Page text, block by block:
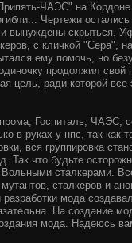
ЧАЭС" на Кордоне
Чертежи
вынуждены скрыться.
с кличкой "Сера",
ему помочь, но
продолжил свой
цель, ради которой
Госпиталь, ЧАЭС,
в руках у нпс, так как
вся группировка
Так что будьте
сталкерами.
сталкеров и
мода
На создание
мода. Надеюсь